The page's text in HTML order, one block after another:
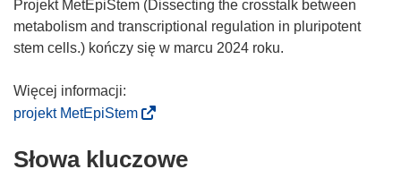
Projekt MetEpiStem (Dissecting the crosstalk between
metabolism and transcriptional regulation in pluripotent
stem cells.) kończy się w marcu 2024 roku.
projekt MetEpiStem(
d
Słowa kluczowe